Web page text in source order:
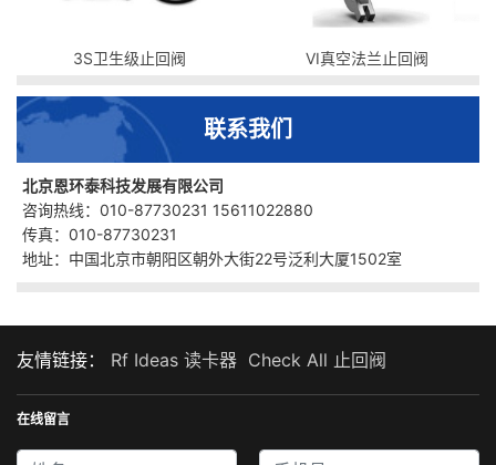
3S卫生级止回阀 VI真空法兰止回阀
联系我们
北京恩环泰科技发展有限公司
咨询热线：010-87730231 15611022880
传真：010-87730231
地址：中国北京市朝阳区朝外大街22号泛利大厦1502室
友情链接： Rf Ideas 读卡器 Check All 止回阀
在线留言